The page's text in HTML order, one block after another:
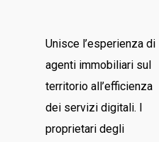
Unisce l’esperienza di
agenti immobiliari sul
territorio all’efficienza
dei servizi digitali. I
proprietari degli